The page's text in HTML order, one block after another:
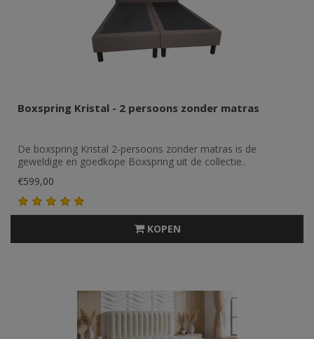
Boxspring Kristal - 2 persoons zonder matras
De boxspring Kristal 2-persoons zonder matras is de
geweldige en goedkope Boxspring uit de collectie..
€599,00
KOPEN